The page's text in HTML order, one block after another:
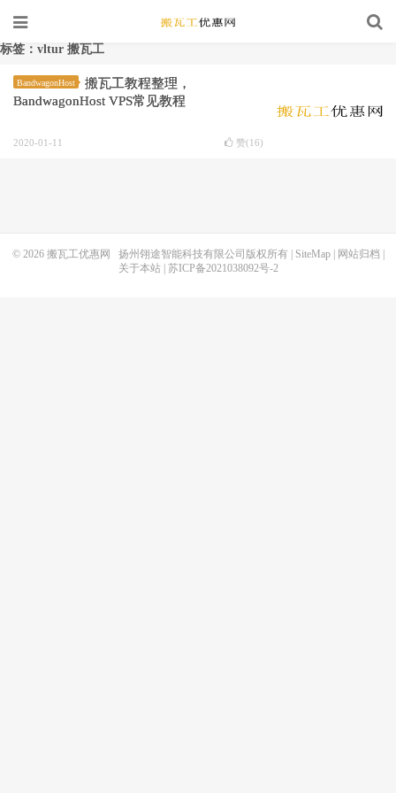
标签：vltur 搬瓦工
BandwagonHost
搬瓦工教程整理，
BandwagonHost VPS常见教程
2020-01-11 赞(16)
© 2026 搬瓦工优惠网 扬州翎途智能科技有限公司版权所有 | SiteMap| 网站归档
关于本站| 苏ICP备2021038092号-2